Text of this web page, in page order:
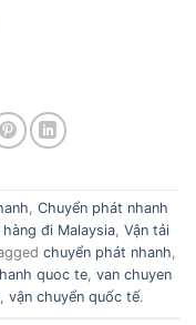
, Chuyển phát nhanh
hàng đi Malaysia, Vận tải
chuyển phát nhanh,
quoc te, van chuyen
, vận chuyển quốc tế.